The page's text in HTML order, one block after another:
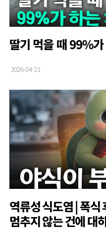
딸기 먹을 때 99%
2026-04-21
역류성 식도염 | 폭식
멈추지 않는 건에 대